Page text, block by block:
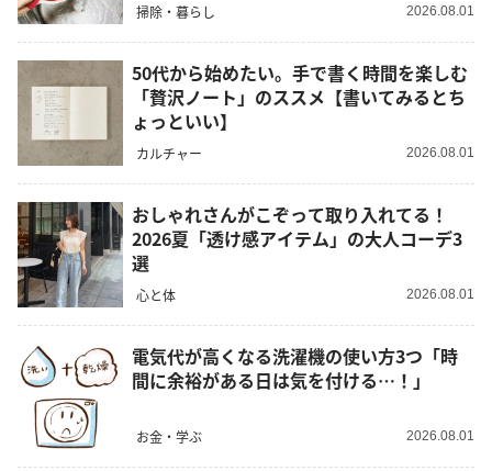
掃除・暮らし 2026.08.01
50代から始めたい。手で書く時間を楽しむ
「贅沢ノート」のススメ【書いてみるとち
ょっといい】
カルチャー 2026.08.01
おしゃれさんがこぞって取り入れてる！
2026夏「透け感アイテム」の大人コーデ3
選
心と体 2026.08.01
電気代が高くなる洗濯機の使い方3つ「時
間に余裕がある日は気を付ける…！」
お金・学ぶ 2026.08.01